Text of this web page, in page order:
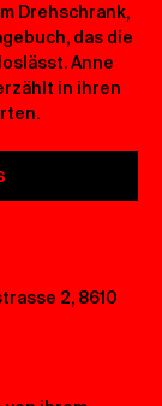
Drehschrank,
das die
Anne
in ihren
2, 8610